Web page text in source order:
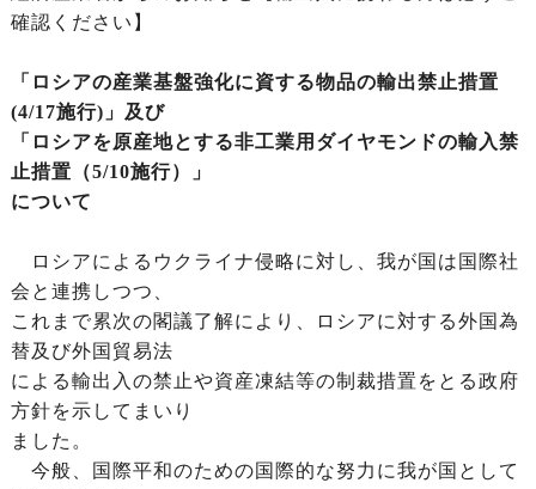
確認ください】
「ロシアの産業基盤強化に資する物品の輸出禁止措置
(4/17施行)」及び
「ロシアを原産地とする非工業用ダイヤモンドの輸入禁
止措置（5/10施行）」
について
ロシアによるウクライナ侵略に対し、我が国は国際社
会と連携しつつ、
これまで累次の閣議了解により、ロシアに対する外国為
替及び外国貿易法
による輸出入の禁止や資産凍結等の制裁措置をとる政府
方針を示してまいり
ました。
今般、国際平和のための国際的な努力に我が国として